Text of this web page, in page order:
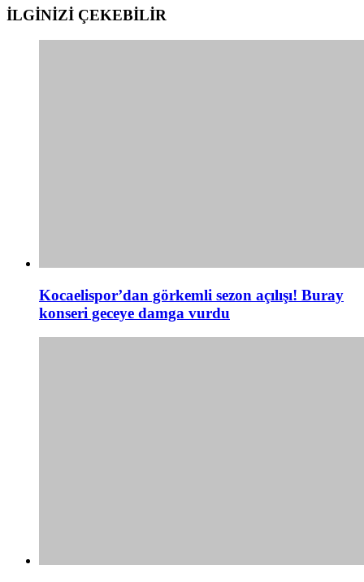
İLGİNİZİ ÇEKEBİLİR
Kocaelispor’dan görkemli sezon açılışı! Buray
konseri geceye damga vurdu